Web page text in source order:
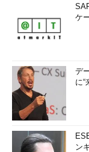
ケ
デ
に
ン